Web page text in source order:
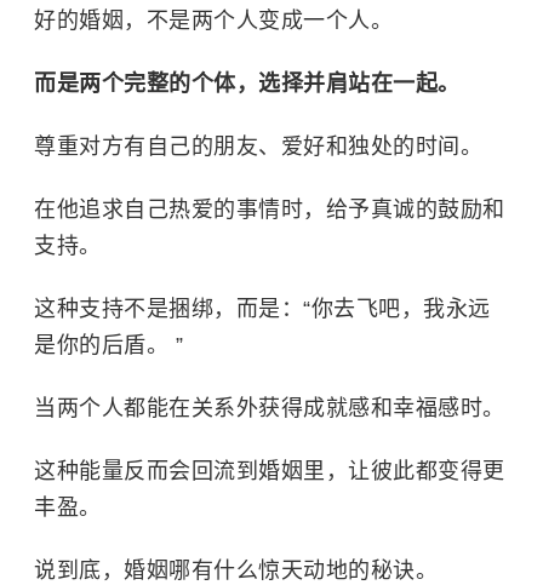
好的婚姻，不是两个人变成一个人。
而是两个完整的个体，选择并肩站在一起。
尊重对方有自己的朋友、爱好和独处的时间。
在他追求自己热爱的事情时，给予真诚的鼓励和
支持。
这种支持不是捆绑，而是：“你去飞吧，我永远
是你的后盾。 ”
当两个人都能在关系外获得成就感和幸福感时。
这种能量反而会回流到婚姻里，让彼此都变得更
丰盈。
说到底，婚姻哪有什么惊天动地的秘诀。